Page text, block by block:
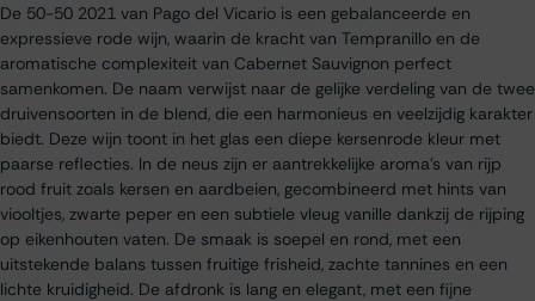
De 50-50 2021 van Pago del Vicario is een gebalanceerde en
expressieve rode wijn, waarin de kracht van Tempranillo en de
aromatische complexiteit van Cabernet Sauvignon perfect
samenkomen. De naam verwijst naar de gelijke verdeling van de twee
druivensoorten in de blend, die een harmonieus en veelzijdig karakter
biedt. Deze wijn toont in het glas een diepe kersenrode kleur met
paarse reflecties. In de neus zijn er aantrekkelijke aroma’s van rijp
rood fruit zoals kersen en aardbeien, gecombineerd met hints van
viooltjes, zwarte peper en een subtiele vleug vanille dankzij de rijping
op eikenhouten vaten. De smaak is soepel en rond, met een
uitstekende balans tussen fruitige frisheid, zachte tannines en een
lichte kruidigheid. De afdronk is lang en elegant, met een fijne